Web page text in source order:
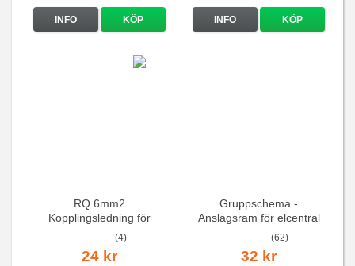
INFO KÖP INFO KÖP
RQ 6mm2
Kopplingsledning för
elcentraler mm
(4)
24 kr
Gruppschema -
Anslagsram för elcentral
(62)
32 kr